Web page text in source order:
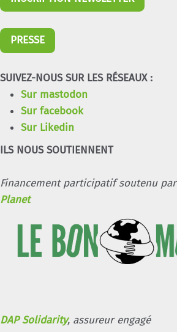
PRESSE
SUIVEZ-NOUS SUR LES RÉSEAUX :
Sur mastodon
Sur facebook
Sur Likedin
ILS NOUS SOUTIENNENT
Financement participatif soutenu
Planet
DAP Solidarity, assureur engagé